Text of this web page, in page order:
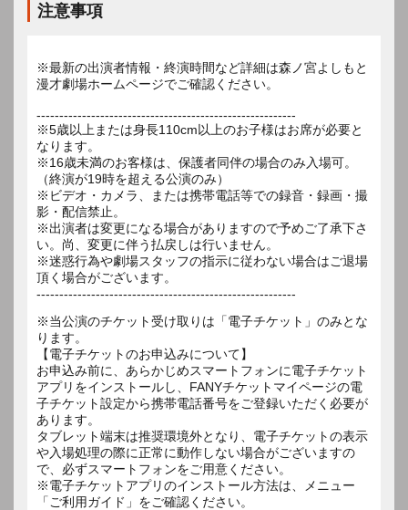
注意事項
※最新の出演者情報・終演時間など詳細は森ノ宮よしもと
漫才劇場ホームページでご確認ください。
---------------------------------------------------------
※5歳以上または身長110cm以上のお子様はお席が必要と
なります。
※16歳未満のお客様は、保護者同伴の場合のみ入場可。
（終演が19時を超える公演のみ）
※ビデオ・カメラ、または携帯電話等での録音・録画・撮
影・配信禁止。
※出演者は変更になる場合がありますので予めご了承下さ
い。尚、変更に伴う払戻しは行いません。
※迷惑行為や劇場スタッフの指示に従わない場合はご退場
頂く場合がございます。
---------------------------------------------------------
※当公演のチケット受け取りは「電子チケット」のみとな
ります。
【電子チケットのお申込みについて】
お申込み前に、あらかじめスマートフォンに電子チケット
アプリをインストールし、FANYチケットマイページの電
子チケット設定から携帯電話番号をご登録いただく必要が
あります。
タブレット端末は推奨環境外となり、電子チケットの表示
や入場処理の際に正常に動作しない場合がございますの
で、必ずスマートフォンをご用意ください。
※電子チケットアプリのインストール方法は、メニュー
「ご利用ガイド」をご確認ください。